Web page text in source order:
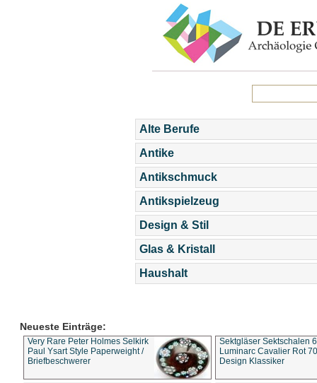
Alte Berufe
Antike
Antikschmuck
Antikspielzeug
Design & Stil
Glas & Kristall
Haushalt
Neueste Einträge:
Very Rare Peter Holmes Selkirk
Paul Ysart Style Paperweight /
Briefbeschwerer
Sektgläser Sektschalen
Luminarc Cavalier Rot
Design Klassiker